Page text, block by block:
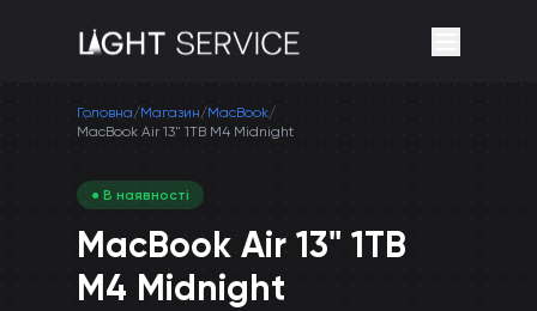
Головна/Магазин/MacBook/
MacBook Air 13" 1TB M4 Midnight
● В наявності
MacBook Air 13" 1TB
M4 Midnight